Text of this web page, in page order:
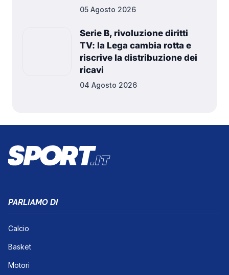
05 Agosto 2026
Serie B, rivoluzione diritti
TV: la Lega cambia rotta e
riscrive la distribuzione dei
ricavi
04 Agosto 2026
PARLIAMO DI
Calcio
Basket
Motori